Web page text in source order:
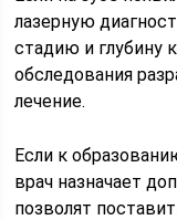
лазерную
стадию и глубину
обследования
лечение.
Если к
врач назначает
позволят